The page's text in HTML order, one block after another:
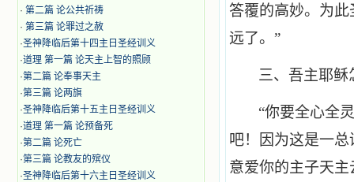
· 第二篇 论公共祈祷
· 第三篇 论罪过之赦
·圣神降临后第十四主日圣经训义
·道理 第一篇 论天主上智的照顾
·第二篇 论奉事天主
·第三篇 论两旗
·圣神降临后第十五主日圣经训义
·道理 第一篇 论预备死
·第二篇 论死亡
·第三篇 论教友的殡仪
·圣神降临后第十六主日圣经训义
答覆的高妙。为此
远了。”
三、吾主耶稣
“你要全心全
吧！因为这是一
意爱你的主子天